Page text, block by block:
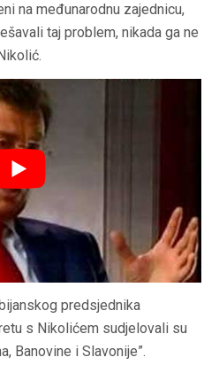
na međunarodnu zajednicu,
taj problem, nikada ga ne
predsjednika
s Nikolićem sudjelovali su
Banovine i Slavonije”.